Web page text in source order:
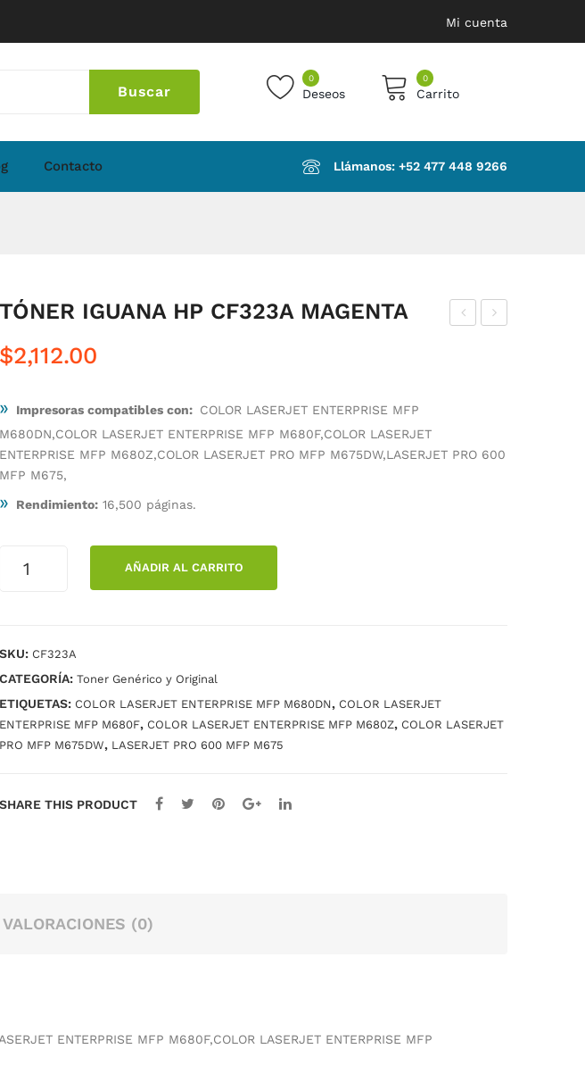
Mi cuenta
Buscar
0
Deseos
0
Carrito
No products in the cart.
Contacto Llámanos: ‪+52 477 448 9266‬
HP
HP
TÓNER IGUANA HP CF323A MAGENTA
$2,112.00
» Impresoras compatibles con: COLOR LASERJET ENTERPRISE MFP
M680DN,COLOR LASERJET ENTERPRISE MFP M680F,COLOR LASERJET
ENTERPRISE MFP M680Z,COLOR LASERJET PRO MFP M675DW,LASERJET PRO 600
MFP M675,
» Rendimiento: 16,500 páginas.
IGUANA
cantidad
AÑADIR AL CARRITO
SKU: CF323A
CATEGORÍA: Toner Genérico y Original
ETIQUETAS: COLOR LASERJET ENTERPRISE MFP M680DN, COLOR LASERJET
ENTERPRISE MFP M680F, COLOR LASERJET ENTERPRISE MFP M680Z, COLOR LASERJET
PRO MFP M675DW, LASERJET PRO 600 MFP M675
SHARE THIS PRODUCT
VALORACIONES (0)
ENTERPRISE MFP M680F,COLOR LASERJET ENTERPRISE MFP